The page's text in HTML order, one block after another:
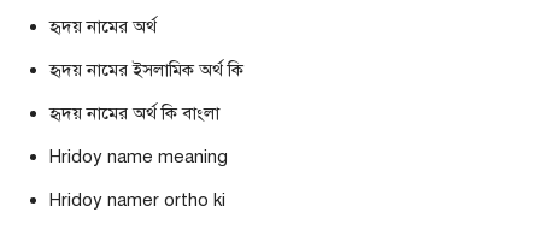
হৃদয় নামের অর্থ
হৃদয় নামের ইসলামিক অর্থ কি
হৃদয় নামের অর্থ কি বাংলা
Hridoy name meaning
Hridoy namer ortho ki